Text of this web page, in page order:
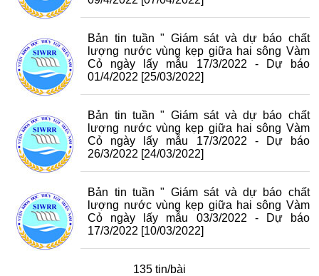
Bản tin tuần " Giám sát và dự báo chất
lượng nước vùng kẹp giữa hai sông Vàm
Cỏ ngày lấy mẫu 17/3/2022 - Dự báo
01/4/2022 [25/03/2022]
Bản tin tuần " Giám sát và dự báo chất
lượng nước vùng kẹp giữa hai sông Vàm
Cỏ ngày lấy mẫu 17/3/2022 - Dự báo
26/3/2022 [24/03/2022]
Bản tin tuần " Giám sát và dự báo chất
lượng nước vùng kẹp giữa hai sông Vàm
Cỏ ngày lấy mẫu 03/3/2022 - Dự báo
17/3/2022 [10/03/2022]
135 tin/bài